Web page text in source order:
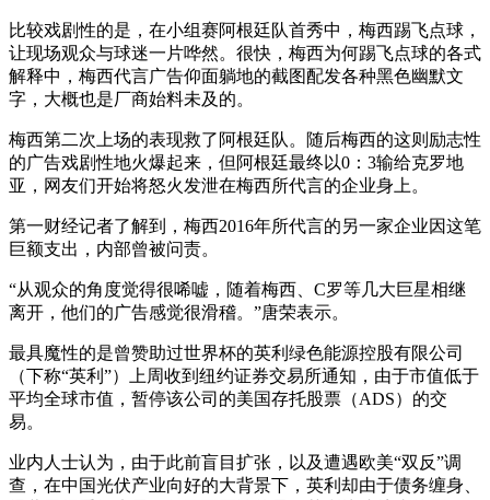
比较戏剧性的是，在小组赛阿根廷队首秀中，梅西踢飞点球，
让现场观众与球迷一片哗然。很快，梅西为何踢飞点球的各式
解释中，梅西代言广告仰面躺地的截图配发各种黑色幽默文
字，大概也是厂商始料未及的。
梅西第二次上场的表现救了阿根廷队。随后梅西的这则励志性
的广告戏剧性地火爆起来，但阿根廷最终以0：3输给克罗地
亚，网友们开始将怒火发泄在梅西所代言的企业身上。
第一财经记者了解到，梅西2016年所代言的另一家企业因这笔
巨额支出，内部曾被问责。
“从观众的角度觉得很唏嘘，随着梅西、C罗等几大巨星相继
离开，他们的广告感觉很滑稽。”唐荣表示。
最具魔性的是曾赞助过世界杯的英利绿色能源控股有限公司
（下称“英利”）上周收到纽约证券交易所通知，由于市值低于
平均全球市值，暂停该公司的美国存托股票（ADS）的交
易。
业内人士认为，由于此前盲目扩张，以及遭遇欧美“双反”调
查，在中国光伏产业向好的大背景下，英利却由于债务缠身、